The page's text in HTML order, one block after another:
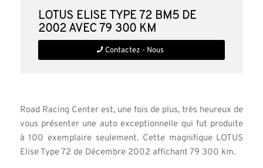
LOTUS Elise Type 72 BM5 de
2002 avec 79 300 km
Contactez - Nous
Road Racing Center est, une fois de plus, très heureux de
vous présenter une auto exceptionnelle qui fut produite
à 100 exemplaire seulement. Cette magnifique LOTUS
Elise Type 72 de Décembre 2002 affichant 79 300 km.